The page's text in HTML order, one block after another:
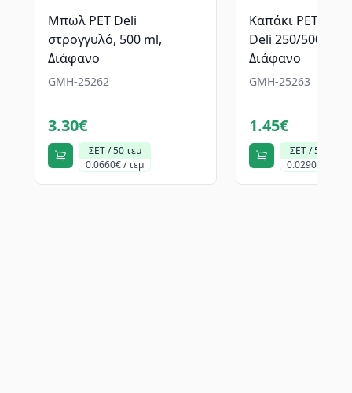
Μπωλ PET Deli
στρογγυλό, 500 ml,
Διάφανο
GMH-25262
3.30€
ΣΕΤ / 50 τεμ
0.0660€ / τεμ
Καπάκι PET για
Deli 250/500ml -
Διάφανο
GMH-25263
1.45€
ΣΕΤ / 50 τεμ
0.0290€ / τεμ